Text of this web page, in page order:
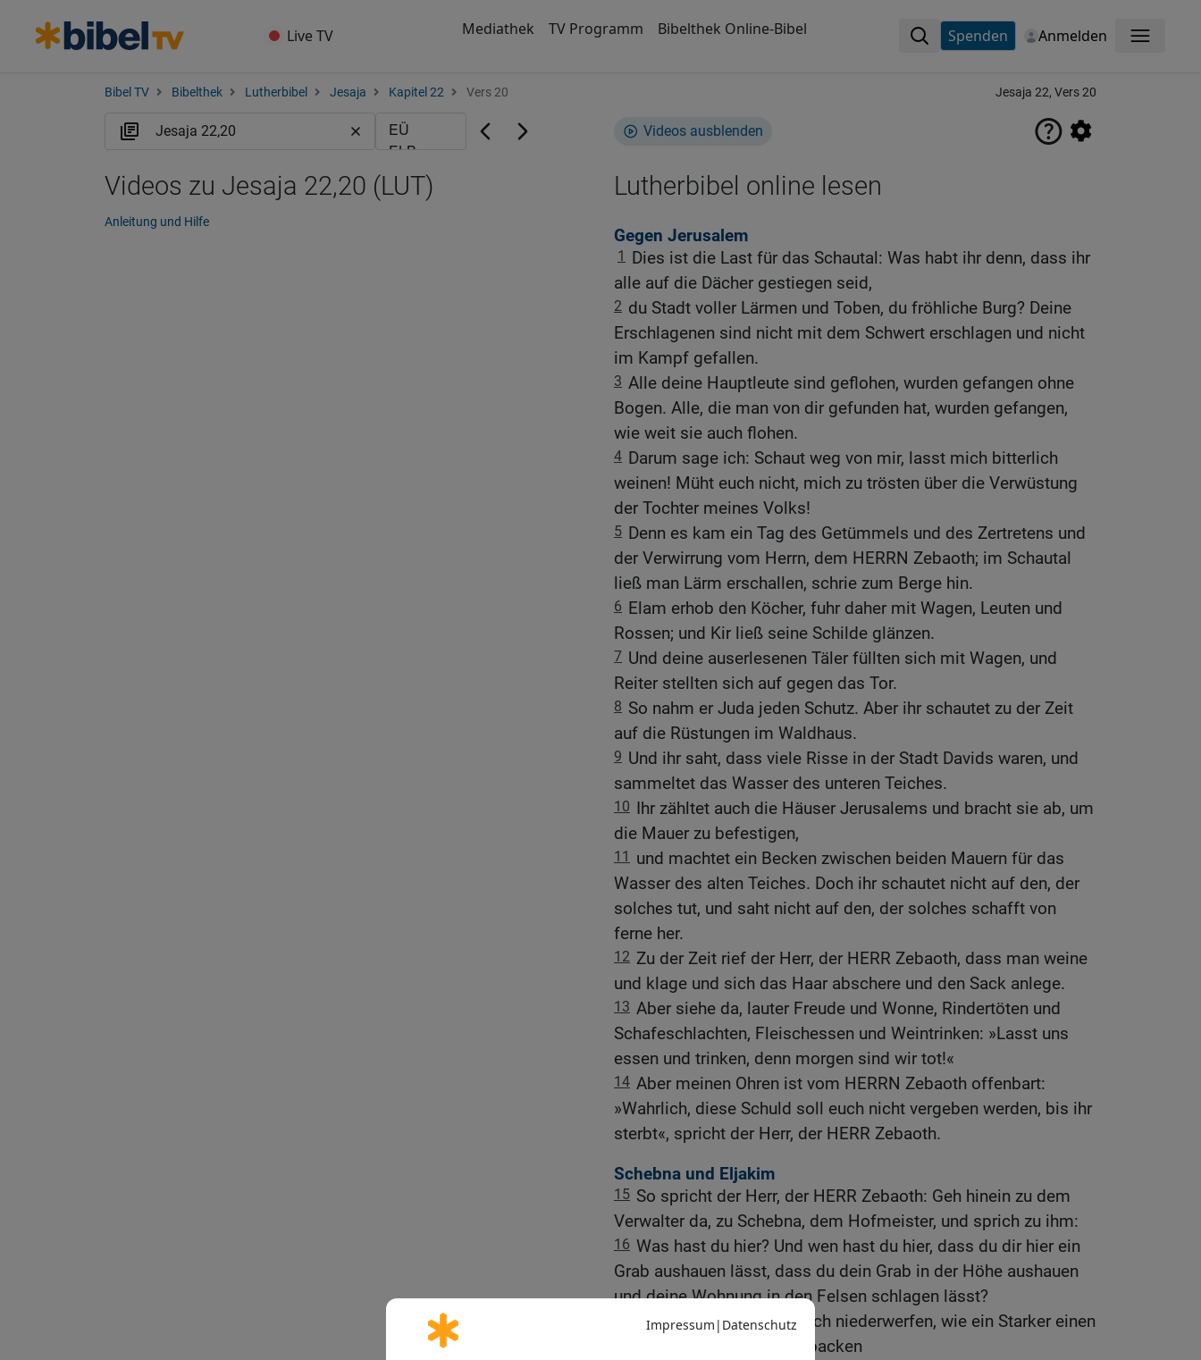
Live TV Mediathek TV Programm Bibelthek Online-Bibel Spenden Anmelden Menü
Bibel TV Bibelthek Lutherbibel Jesaja Kapitel 22 Vers 20 Jesaja 22, Vers 20
Videos ausblenden
Lutherbibel online lesen
Gegen Jerusalem
1
Dies ist die Last für das Schautal: Was habt ihr denn, dass ihr
alle auf die Dächer gestiegen seid,
2 du Stadt voller Lärmen und Toben, du fröhliche Burg? Deine
Erschlagenen sind nicht mit dem Schwert erschlagen und nicht
im Kampf gefallen.
3 Alle deine Hauptleute sind geflohen, wurden gefangen ohne
Bogen. Alle, die man von dir gefunden hat, wurden gefangen,
wie weit sie auch flohen.
4 Darum sage ich: Schaut weg von mir, lasst mich bitterlich
weinen! Müht euch nicht, mich zu trösten über die Verwüstung
der Tochter meines Volks!
5 Denn es kam ein Tag des Getümmels und des Zertretens und
der Verwirrung vom Herrn, dem HERRN Zebaoth; im Schautal
ließ man Lärm erschallen, schrie zum Berge hin.
6 Elam erhob den Köcher, fuhr daher mit Wagen, Leuten und
Rossen; und Kir ließ seine Schilde glänzen.
7 Und deine auserlesenen Täler füllten sich mit Wagen, und
Reiter stellten sich auf gegen das Tor.
8 So nahm er Juda jeden Schutz. Aber ihr schautet zu der Zeit
auf die Rüstungen im Waldhaus.
9 Und ihr saht, dass viele Risse in der Stadt Davids waren, und
sammeltet das Wasser des unteren Teiches.
10 Ihr zähltet auch die Häuser Jerusalems und bracht sie ab, um
die Mauer zu befestigen,
11
und machtet ein Becken zwischen beiden Mauern für das
Wasser des alten Teiches. Doch ihr schautet nicht auf den, der
solches tut, und saht nicht auf den, der solches schafft von
ferne her.
12 Zu der Zeit rief der Herr, der HERR Zebaoth, dass man weine
und klage und sich das Haar abschere und den Sack anlege.
13 Aber siehe da, lauter Freude und Wonne, Rindertöten und
Schafeschlachten, Fleischessen und Weintrinken: »Lasst uns
essen und trinken, denn morgen sind wir tot!«
14 Aber meinen Ohren ist vom HERRN Zebaoth offenbart:
»Wahrlich, diese Schuld soll euch nicht vergeben werden, bis ihr
sterbt«, spricht der Herr, der HERR Zebaoth.
Schebna und Eljakim
15 So spricht der Herr, der HERR Zebaoth: Geh hinein zu dem
Verwalter da, zu Schebna, dem Hofmeister, und sprich zu ihm:
16 Was hast du hier? Und wen hast du hier, dass du dir hier ein
Grab aushauen lässt, dass du dein Grab in der Höhe aushauen
und deine Wohnung in den Felsen schlagen lässt?
Siehe, der HERR wird dich niederwerfen, wie ein Starker einen
niederwirft, und wird dich packen
Videos zu Jesaja 22,20 (LUT)
Anleitung und Hilfe